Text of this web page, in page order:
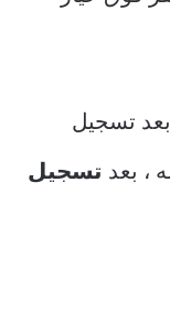
بعد تسجيل
، بعد تسجيل